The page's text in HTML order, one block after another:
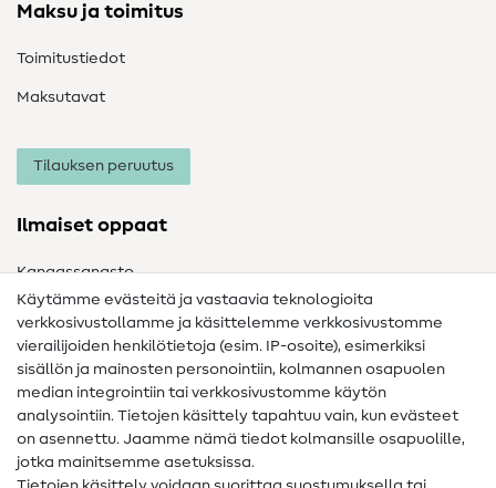
Maksu ja toimitus
Toimitustiedot
Maksutavat
Tilauksen peruutus
Ilmaiset oppaat
Kangassanasto
Ompelusanasto
Ompeluohjeet
Apua ja yhteystiedot
Yhteystiedot
Tietoa omistajanvaihdoksesta
Käytämme evästeitä ja vastaavia teknologioita
verkkosivustollamme ja käsittelemme verkkosivustomme
vierailijoiden henkilötietoja (esim. IP-osoite), esimerkiksi
sisällön ja mainosten personointiin, kolmannen osapuolen
median integrointiin tai verkkosivustomme käytön
analysointiin. Tietojen käsittely tapahtuu vain, kun evästeet
on asennettu. Jaamme nämä tiedot kolmansille osapuolille,
jotka mainitsemme asetuksissa.